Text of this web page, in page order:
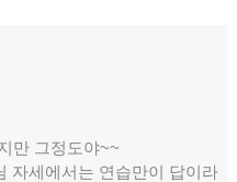
만 그정도야~~
자세에서는 연습만이 답이라